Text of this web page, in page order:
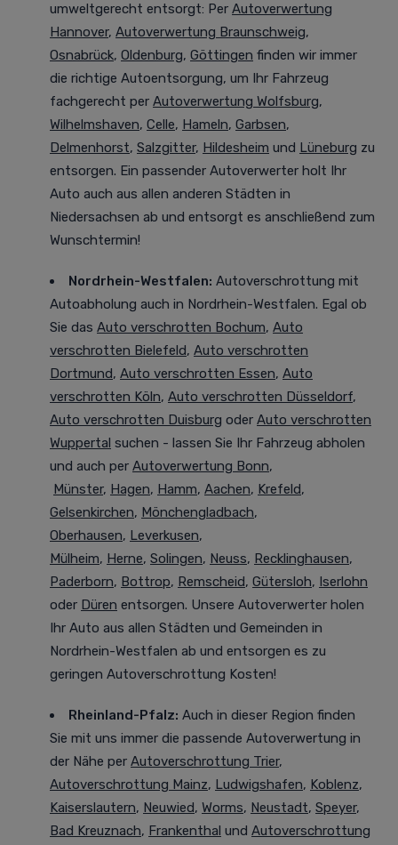
umweltgerecht entsorgt: Per Autoverwertung
Hannover, Autoverwertung Braunschweig,
Osnabrück, Oldenburg, Göttingen finden wir immer
die richtige Autoentsorgung, um Ihr Fahrzeug
fachgerecht per Autoverwertung Wolfsburg,
Wilhelmshaven, Celle, Hameln, Garbsen,
Delmenhorst, Salzgitter, Hildesheim und Lüneburg zu
entsorgen. Ein passender Autoverwerter holt Ihr
Auto auch aus allen anderen Städten in
Niedersachsen ab und entsorgt es anschließend zum
Wunschtermin!
Nordrhein-Westfalen: Autoverschrottung mit
Autoabholung auch in Nordrhein-Westfalen. Egal ob
Sie das Auto verschrotten Bochum, Auto
verschrotten Bielefeld, Auto verschrotten
Dortmund, Auto verschrotten Essen, Auto
verschrotten Köln, Auto verschrotten Düsseldorf,
Auto verschrotten Duisburg oder Auto verschrotten
Wuppertal suchen - lassen Sie Ihr Fahrzeug abholen
und auch per Autoverwertung Bonn,
Münster, Hagen, Hamm, Aachen, Krefeld,
Gelsenkirchen, Mönchengladbach,
Oberhausen, Leverkusen,
Mülheim, Herne, Solingen, Neuss, Recklinghausen,
Paderborn, Bottrop, Remscheid, Gütersloh, Iserlohn
oder Düren entsorgen. Unsere Autoverwerter holen
Ihr Auto aus allen Städten und Gemeinden in
Nordrhein-Westfalen ab und entsorgen es zu
geringen Autoverschrottung Kosten!
Rheinland-Pfalz: Auch in dieser Region finden
Sie mit uns immer die passende Autoverwertung in
der Nähe per Autoverschrottung Trier,
Autoverschrottung Mainz, Ludwigshafen, Koblenz,
Kaiserslautern, Neuwied, Worms, Neustadt, Speyer,
Bad Kreuznach, Frankenthal und Autoverschrottung